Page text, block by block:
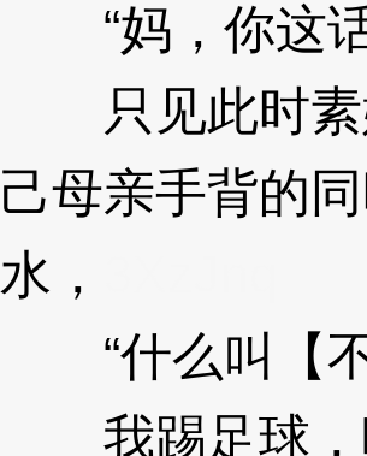
“妈，你这话
只见此时素
己母亲手背的
水，
“什么叫【不
我踢足球，